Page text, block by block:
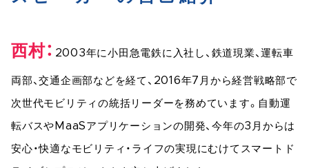
西村 2003年に小田急電鉄に入社し、鉄道現業、運転車
両部、交通企画部などを経て、2016年7月から経営戦略部で
次世代モビリティの統括リーダーを務めています。自動運
転バスやMaaSアプリケーションの開発、今年の3月からは
安心・快適なモビリティ・ライフの実現にむけてスマートド